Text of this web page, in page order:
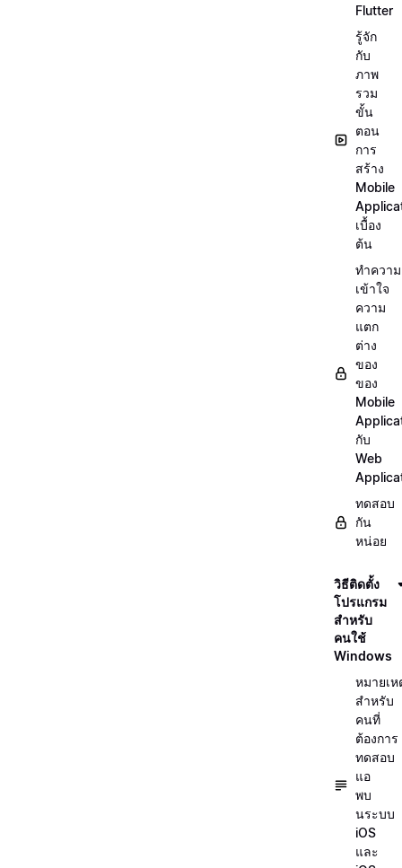
Flutter
รู้จัก
กับ
ภาพ
รวม
ขั้น
ตอน
การ
สร้าง
Mobile
เบื้อง
ต้น
ทำความ
เข้าใจ
ความ
แตก
ต่าง
ของ
ของ
Mobile
กับ
Web
ทดสอบ
กัน
หน่อย
วิธีติดตั้ง
โปรแกรม
สำหรับ
คนใช้
Windows
หมายเห
สำหรับ
คนที่
ต้องการ
ทดสอบ
แอ
พบ
นระบบ
iOS
และ